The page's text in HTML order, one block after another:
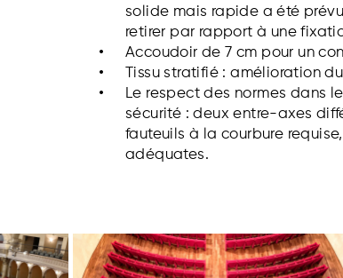
solide mais rapide a été
retirer par rapport à une
Accoudoir de 7 cm pour un
Tissu stratifié : amélioration
Le respect des normes dans
sécurité : deux entre-axes
fauteuils à la courbure
adéquates.